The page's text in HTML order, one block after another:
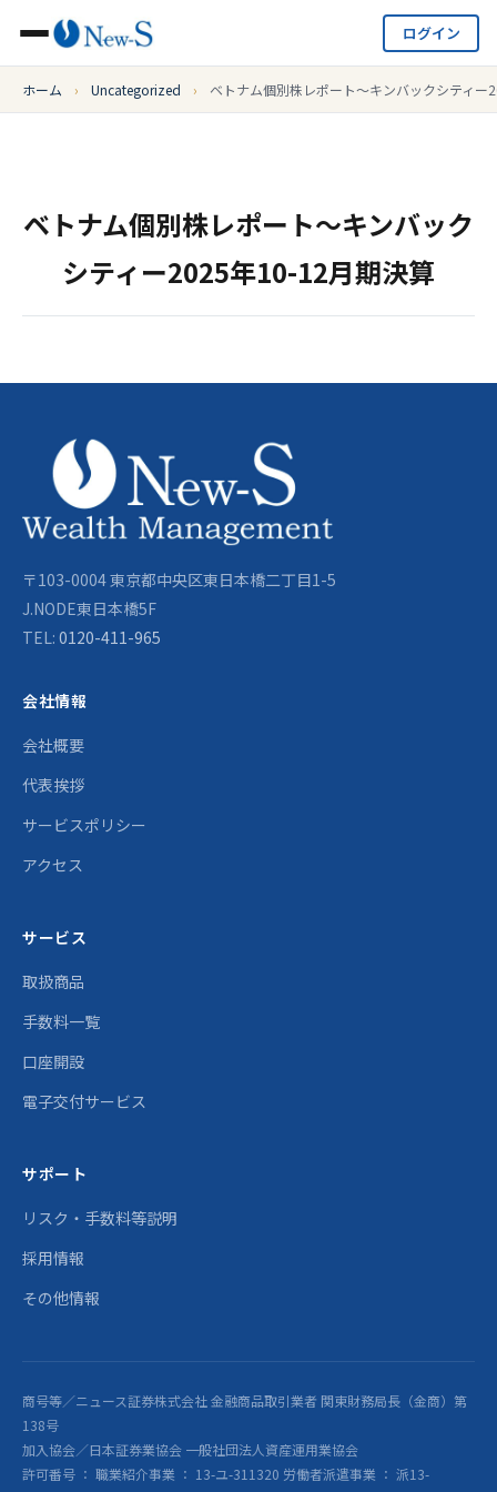
ログイン
ホーム › Uncategorized › ベトナム個別株レポート～キンバックシティー
ベトナム個別株レポート～キンバック
シティー2025年10-12月期決算
〒103-0004 東京都中央区東日本橋二丁目1-5
J.NODE東日本橋5F
TEL: 0120-411-965
会社情報
会社概要
代表挨拶
サービスポリシー
アクセス
サービス
取扱商品
手数料一覧
口座開設
電子交付サービス
サポート
リスク・手数料等説明
採用情報
その他情報
商号等／ニュース証券株式会社 金融商品取引業者 関東財務局長（金商）第
138号
加入協会／日本証券業協会 一般社団法人資産運用業協会
許可番号 ： 職業紹介事業 ： 13-ユ-311320 労働者派遣事業 ： 派13-